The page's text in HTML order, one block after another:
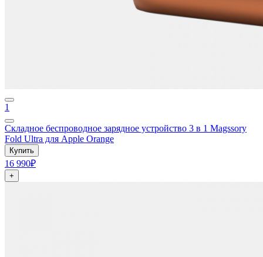
1
Складное беспроводное зарядное устройство 3 в 1 Magssory
Fold Ultra для Apple Orange
Купить
16 990₽
+